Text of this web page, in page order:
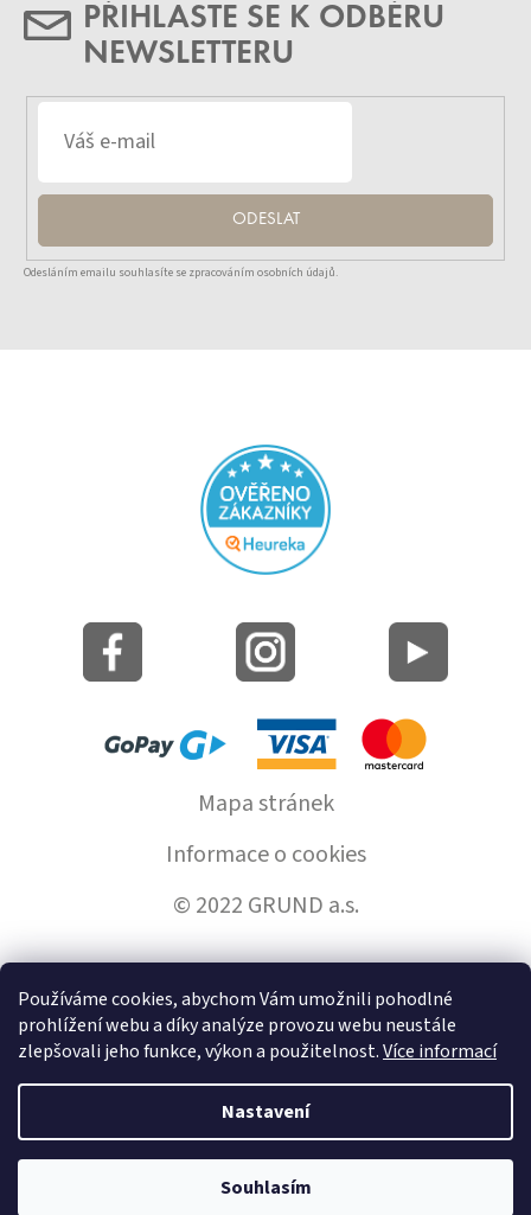
Používáme cookies, abychom Vám umožnili pohodlné
prohlížení webu a díky analýze provozu webu neustále
zlepšovali jeho funkce, výkon a použitelnost.Více informací
Nastavení
Souhlasím
PŘIHLASTE SE K ODBĚRU
NEWSLETTERU
ODESLAT
Odesláním emailu souhlasíte se zpracováním osobních údajů.
Mapa stránek
Informace o cookies
© 2022 GRUND a.s.
Vytvořil Shoptet